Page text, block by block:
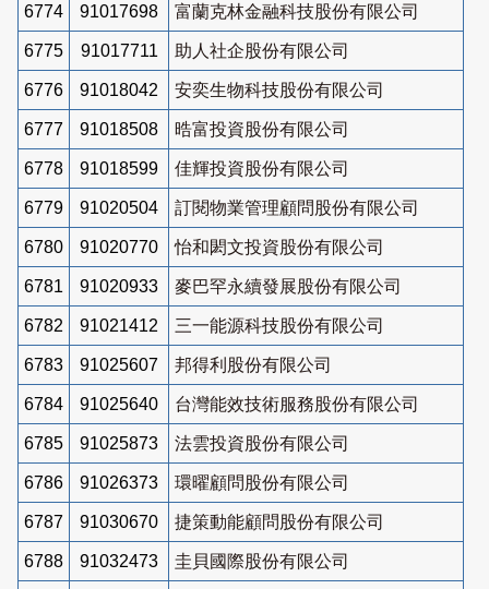
6774 91017698 富蘭克林金融科技股份有限公司
6775 91017711 助人社企股份有限公司
6776 91018042 安奕生物科技股份有限公司
6777 91018508 晧富投資股份有限公司
6778 91018599 佳輝投資股份有限公司
6779 91020504 訂閱物業管理顧問股份有限公司
6780 91020770 怡和閎文投資股份有限公司
6781 91020933 麥巴罕永續發展股份有限公司
6782 91021412 三一能源科技股份有限公司
6783 91025607 邦得利股份有限公司
6784 91025640 台灣能效技術服務股份有限公司
6785 91025873 法雲投資股份有限公司
6786 91026373 環曜顧問股份有限公司
6787 91030670 捷策動能顧問股份有限公司
6788 91032473 圭貝國際股份有限公司